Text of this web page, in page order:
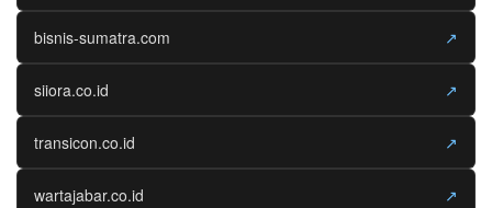
bisnis-sumatra.com ↗
siiora.co.id ↗
transicon.co.id ↗
wartajabar.co.id ↗